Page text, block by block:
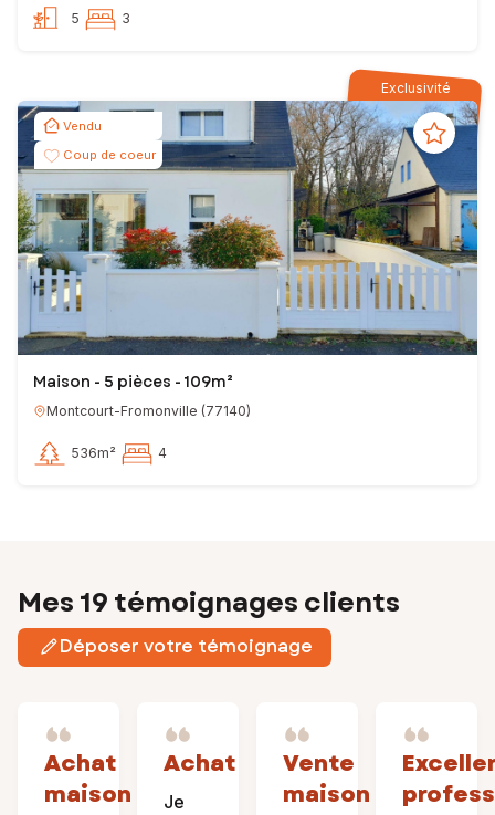
5 3
Exclusivité
Vendu
Coup de coeur
Maison - 5 pièces - 109m²
Montcourt-Fromonville (77140)
536m² 4
Mes 19 témoignages clients
Déposer votre témoignage
Achat
maison
Achat
Je
Vente
maison